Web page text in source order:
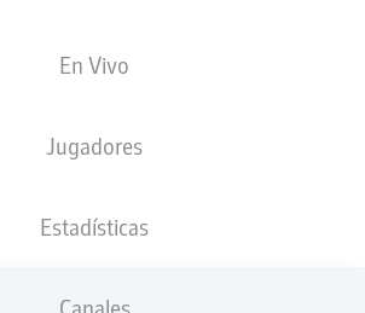
En Vivo
Jugadores
Estadísticas
Canales
28.11.2003
TAMAÑO